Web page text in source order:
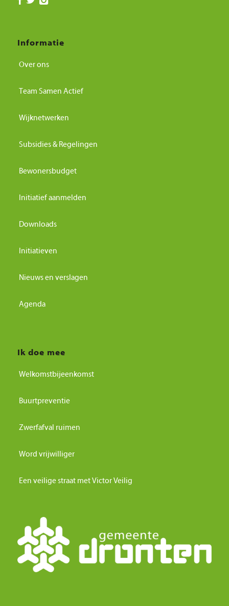
Informatie
Over ons
Team Samen Actief
Wijknetwerken
Subsidies & Regelingen
Bewonersbudget
Initiatief aanmelden
Downloads
Initiatieven
Nieuws en verslagen
Agenda
Ik doe mee
Welkomstbijeenkomst
Buurtpreventie
Zwerfafval ruimen
Word vrijwilliger
Een veilige straat met Victor Veilig